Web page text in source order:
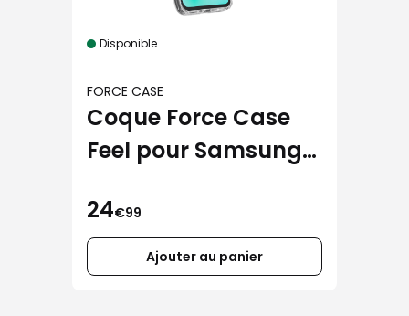
Disponible
FORCE CASE
Coque Force Case
Feel pour Samsung
24€99
Ajouter au panier